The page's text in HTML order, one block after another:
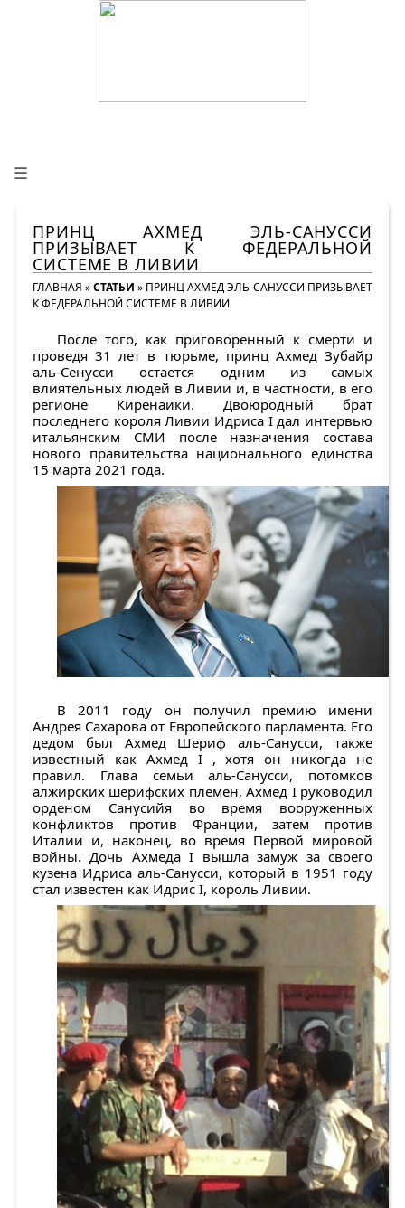
☰
ПРИНЦ АХМЕД ЭЛЬ-САНУССИ
ПРИЗЫВАЕТ К ФЕДЕРАЛЬНОЙ
СИСТЕМЕ В ЛИВИИ
ГЛАВНАЯ »СТАТЬИ » ПРИНЦ АХМЕД ЭЛЬ-САНУССИ ПРИЗЫВАЕТ
К ФЕДЕРАЛЬНОЙ СИСТЕМЕ В ЛИВИИ
После того, как приговоренный к смерти и
проведя 31 лет в тюрьме, принц Ахмед Зубайр
аль-Сенусси остается одним из самых
влиятельных людей в Ливии и, в частности, в его
регионе Киренаики. Двоюродный брат
последнего короля Ливии Идриса I дал интервью
итальянским СМИ после назначения состава
нового правительства национального единства
15 марта 2021 года.
В 2011 году он получил премию имени
Андрея Сахарова от Европейского парламента. Его
дедом был Ахмед Шериф аль-Санусси, также
известный как Ахмед I , хотя он никогда не
правил. Глава семьи аль-Санусcи, потомков
алжирских шерифских племен, Ахмед I руководил
орденом Санусийя во время вооруженных
конфликтов против Франции, затем против
Италии и, наконец, во время Первой мировой
войны. Дочь Ахмеда I вышла замуж за своего
кузена Идриса аль-Санусси, который в 1951 году
стал известен как Идрис I, король Ливии.